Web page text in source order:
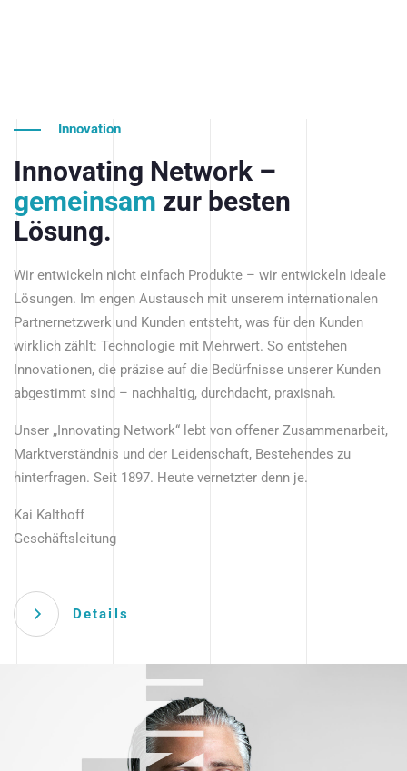
Innovation
Innovating Network –
gemeinsam zur besten
Lösung.
Wir entwickeln nicht einfach Produkte – wir entwickeln ideale
Lösungen. Im engen Austausch mit unserem internationalen
Partnernetzwerk und Kunden entsteht, was für den Kunden
wirklich zählt: Technologie mit Mehrwert. So entstehen
Innovationen, die präzise auf die Bedürfnisse unserer Kunden
abgestimmt sind – nachhaltig, durchdacht, praxisnah.
Unser „Innovating Network“ lebt von offener Zusammenarbeit,
Marktverständnis und der Leidenschaft, Bestehendes zu
hinterfragen. Seit 1897. Heute vernetzter denn je.
Kai Kalthoff
Geschäftsleitung
Details